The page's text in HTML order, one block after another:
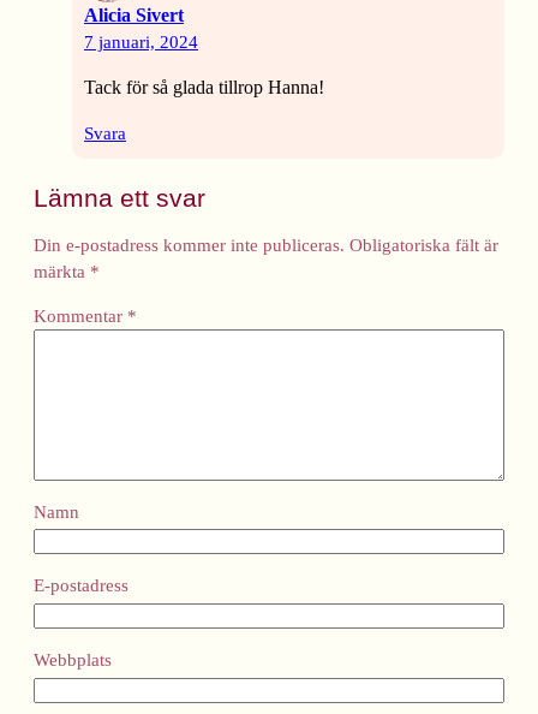
Alicia Sivert
7 januari, 2024
Tack för så glada tillrop Hanna!
Svara
Lämna ett svar
Din e-postadress kommer inte publiceras. Obligatoriska fält är
märkta *
Kommentar *
Namn
E-postadress
Webbplats